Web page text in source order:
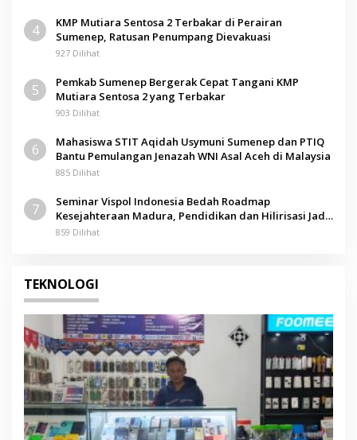
4
KMP Mutiara Sentosa 2 Terbakar di Perairan
Sumenep, Ratusan Penumpang Dievakuasi
927 Dilihat
5
Pemkab Sumenep Bergerak Cepat Tangani KMP
Mutiara Sentosa 2 yang Terbakar
903 Dilihat
6
Mahasiswa STIT Aqidah Usymuni Sumenep dan PTIQ
Bantu Pemulangan Jenazah WNI Asal Aceh di Malaysia
885 Dilihat
7
Seminar Vispol Indonesia Bedah Roadmap
Kesejahteraan Madura, Pendidikan dan Hilirisasi Jadi
Kunci
859 Dilihat
TEKNOLOGI